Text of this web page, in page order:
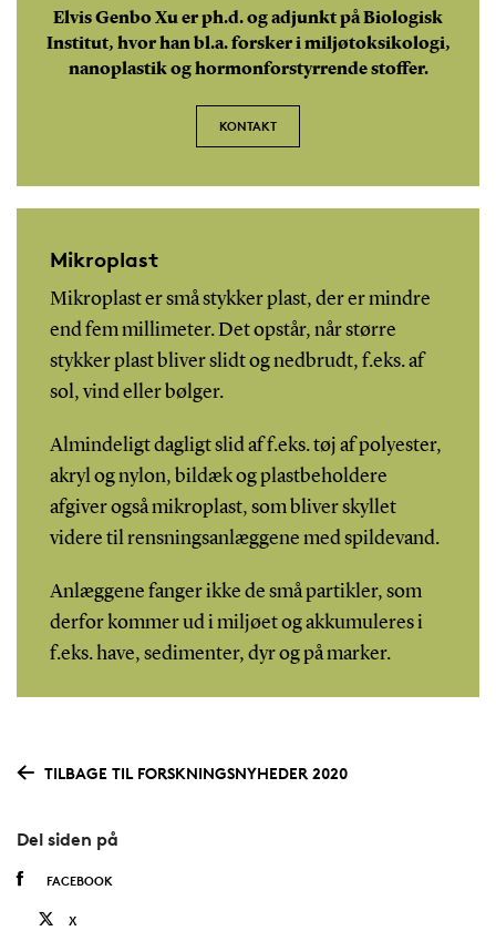
Elvis Genbo Xu er ph.d. og adjunkt på Biologisk
Institut, hvor han bl.a. forsker i miljøtoksikologi,
nanoplastik og hormonforstyrrende stoffer.
KONTAKT
Mikroplast
Mikroplast er små stykker plast, der er mindre
end fem millimeter. Det opstår, når større
stykker plast bliver slidt og nedbrudt, f.eks. af
sol, vind eller bølger.
Almindeligt dagligt slid af f.eks. tøj af polyester,
akryl og nylon, bildæk og plastbeholdere
afgiver også mikroplast, som bliver skyllet
videre til rensningsanlæggene med spildevand.
Anlæggene fanger ikke de små partikler, som
derfor kommer ud i miljøet og akkumuleres i
f.eks. have, sedimenter, dyr og på marker.
TILBAGE TIL FORSKNINGSNYHEDER 2020
Del siden på
FACEBOOK
X